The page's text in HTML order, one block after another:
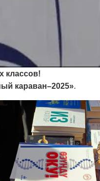
классов!
караван–2025».